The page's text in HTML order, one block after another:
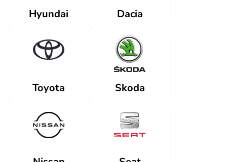
Hyundai Dacia
Toyota Skoda